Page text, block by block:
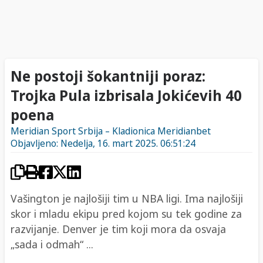
Ne postoji šokantniji poraz:
Trojka Pula izbrisala Jokićevih 40
poena
Meridian Sport Srbija – Kladionica Meridianbet
Objavljeno: Nedelja, 16. mart 2025. 06:51:24
Vašington je najlošiji tim u NBA ligi. Ima najlošiji
skor i mladu ekipu pred kojom su tek godine za
razvijanje. Denver je tim koji mora da osvaja
„sada i odmah“ ...